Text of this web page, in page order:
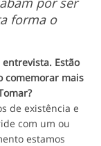
forma o
Estão
comemorar mais
de existência e
com um ou
estamos